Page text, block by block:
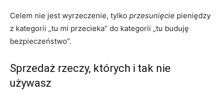
Celem nie jest wyrzeczenie, tylko przesunięcie pieniędzy
z kategorii „tu mi przecieka” do kategorii „tu buduję
bezpieczeństwo”.
Sprzedaż rzeczy, których i tak nie
używasz